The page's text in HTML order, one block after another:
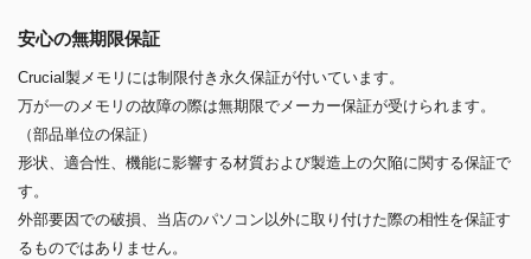
安心の無期限保証
Crucial製メモリには制限付き永久保証が付いています。
万が一のメモリの故障の際は無期限でメーカー保証が受けられます。
（部品単位の保証）
形状、適合性、機能に影響する材質および製造上の欠陥に関する保証で
す。
外部要因での破損、当店のパソコン以外に取り付けた際の相性を保証す
るものではありません。